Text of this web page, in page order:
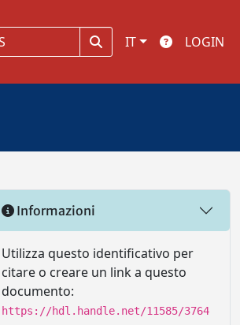
IT LOGIN
Informazioni
Utilizza questo identificativo per
citare o creare un link a questo
documento:
https://hdl.handle.net/11585/3764